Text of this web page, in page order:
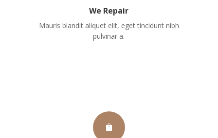
We Repair
Mauris blandit aliquet elit, eget tincidunt nibh
pulvinar a.
